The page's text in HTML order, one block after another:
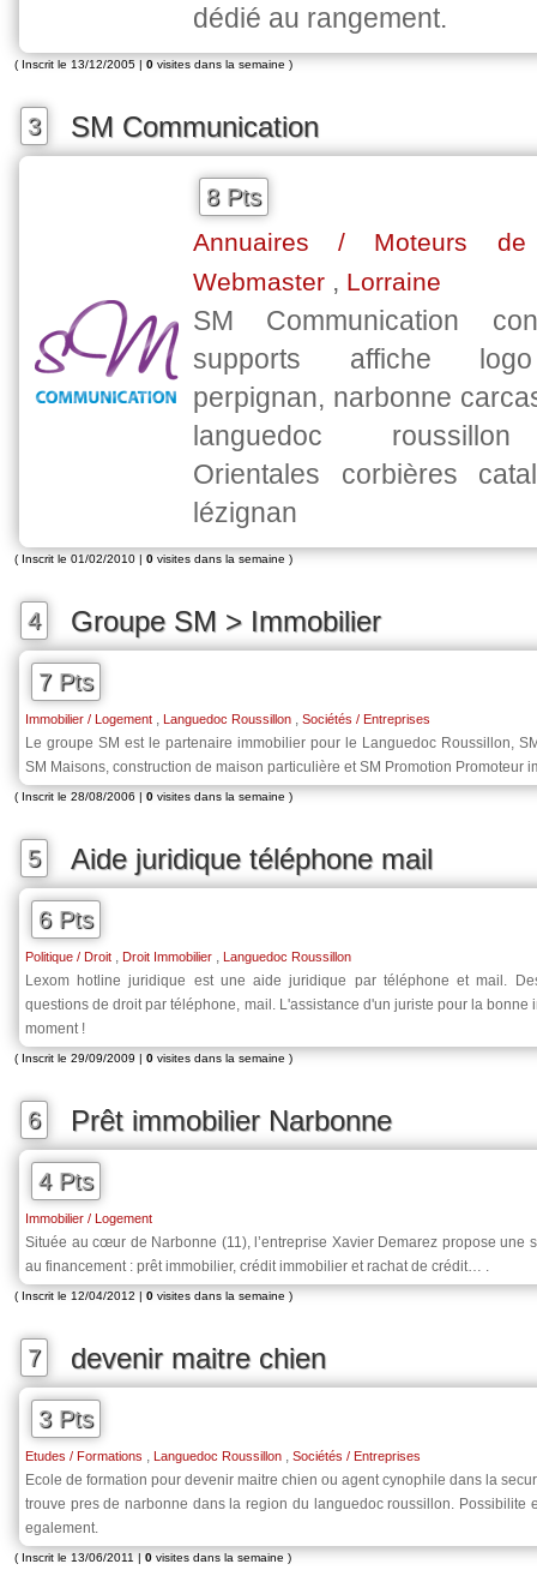
dédié au rangement.
( Inscrit le 13/12/2005 | 0 visites dans la semaine )
3 SM Communication
8 Pts
Annuaires / Moteurs de
Webmaster , Lorraine
SM Communication
supports affiche
perpignan, narbonne
languedoc
Orientales corbières
lézignan
( Inscrit le 01/02/2010 | 0 visites dans la semaine )
4 Groupe SM > Immobilier
7 Pts
Immobilier / Logement , Languedoc Roussillon , Sociétés / Entreprises
Le groupe SM est le partenaire immobilier pour le Languedoc Roussillon,
SM Maisons, construction de maison particulière et SM Promotion Promoteur
( Inscrit le 28/08/2006 | 0 visites dans la semaine )
5 Aide juridique téléphone mail
6 Pts
Politique / Droit , Droit Immobilier , Languedoc Roussillon
Lexom hotline juridique est une aide juridique par téléphone et mail.
questions de droit par téléphone, mail. L'assistance d'un juriste pour la bonne
moment !
( Inscrit le 29/09/2009 | 0 visites dans la semaine )
6 Prêt immobilier Narbonne
4 Pts
Immobilier / Logement
Située au cœur de Narbonne (11), l’entreprise Xavier Demarez propose une
au financement : prêt immobilier, crédit immobilier et rachat de crédit… .
( Inscrit le 12/04/2012 | 0 visites dans la semaine )
7 devenir maitre chien
3 Pts
Etudes / Formations , Languedoc Roussillon , Sociétés / Entreprises
Ecole de formation pour devenir maitre chien ou agent cynophile dans la
trouve pres de narbonne dans la region du languedoc roussillon. Possibilite
egalement.
( Inscrit le 13/06/2011 | 0 visites dans la semaine )